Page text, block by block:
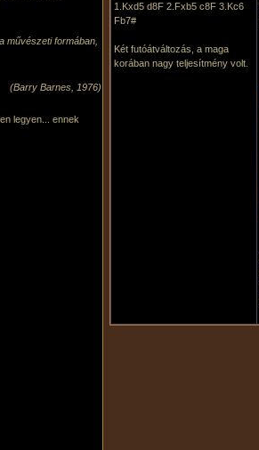
1.Kxd5 d8F 2.Fxb5 c8F 3.Kc6
Fb7#
Két futóátváltozás, a maga
korában nagy teljesítmény volt.
művészeti formában,
(Barry Barnes, 1976)
legyen... ennek